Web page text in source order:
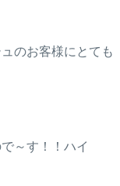
のお客様にとても
～す！！ハイ